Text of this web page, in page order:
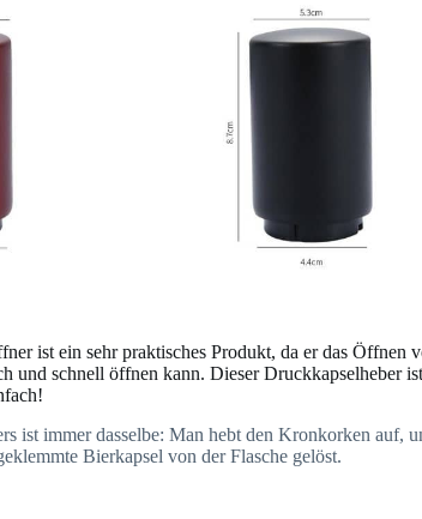
ist ein sehr praktisches Produkt, da er das
und schnell öffnen kann. Dieser Druckkapselheber
ist immer dasselbe: Man hebt den Kronkorken
Bierkapsel von der Flasche gelöst.